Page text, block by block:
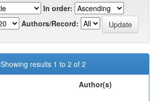
In order:
Authors/Record:
Showing results 1 to 2 of 2
Author(s)